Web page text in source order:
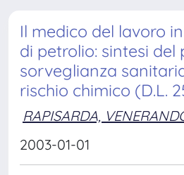
Il medico del lavoro
di petrolio: sintesi
sorveglianza
rischio chimico (D.L.
RAPISARDA,
2003-01-01